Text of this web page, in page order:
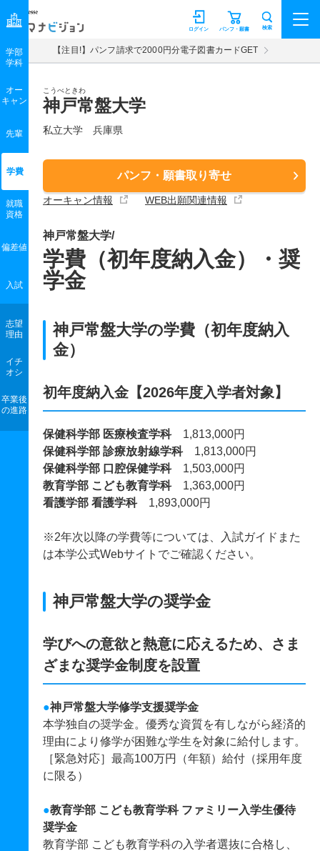
マナビジョン パンフ・願書
ログイン 検索
【注目!】パンフ請求で2000円分電子図書カードGET
こうべときわ
神戸常盤大学
私立大学 兵庫県
パンフ・願書取り寄せ
オーキャン情報 WEB出願関連情報
学部
学科
オー
キャン
先輩
学費
就職
資格
偏差値
入試
志望
理由
イチ
オシ
卒業後
の進路
神戸常盤大学/
学費（初年度納入金）・奨
学金
神戸常盤大学の学費（初年度納入
金）
初年度納入金【2026年度入学者対象】
保健科学部 医療検査学科1,813,000円
保健科学部 診療放射線学科1,813,000円
保健科学部 口腔保健学科1,503,000円
教育学部 こども教育学科1,363,000円
看護学部 看護学科1,893,000円
※2年次以降の学費等については、入試ガイドまた
は本学公式Webサイトでご確認ください。
神戸常盤大学の奨学金
学びへの意欲と熱意に応えるため、さま
ざまな奨学金制度を設置
●神戸常盤大学修学支援奨学金
本学独自の奨学金。優秀な資質を有しながら経済的
理由により修学が困難な学生を対象に給付します。
［緊急対応］最高100万円（年額）給付（採用年度
に限る）
●教育学部 こども教育学科 ファミリー入学生優待
奨学金
教育学部 こども教育学科の入学者選抜に合格し、